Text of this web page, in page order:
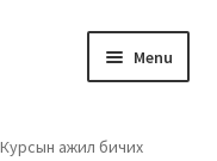
Menu
Курсын ажил бичих